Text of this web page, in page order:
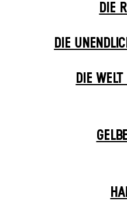
DIE
DIE
DIE